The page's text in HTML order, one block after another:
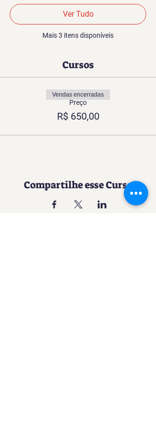
Mais 3 itens disponíveis
Ver Tudo
Cursos
Preço
R$ 650,00
Vendas encerradas
Compartilhe esse Curso